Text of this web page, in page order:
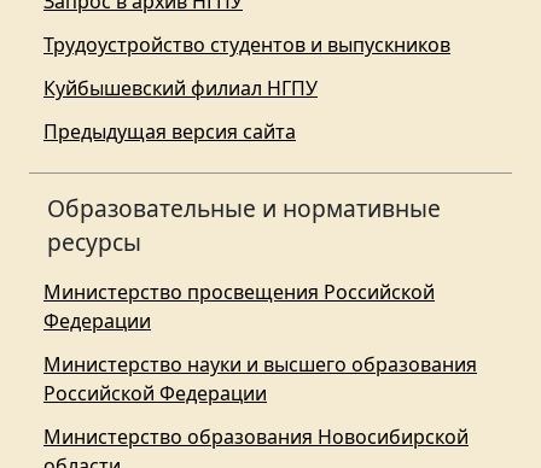
Трудоустройство студентов и выпускников
Куйбышевский филиал НГПУ
Предыдущая версия сайта
Образовательные и нормативные
ресурсы
Министерство просвещения Российской
Федерации
Министерство науки и высшего образования
Российской Федерации
Министерство образования Новосибирской